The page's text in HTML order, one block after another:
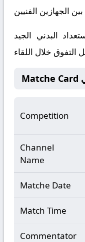
بين الجهازين الفنيين
البدني الجيد
خلال اللقاء
Competition
Channel
Name
Matche Date
Match Time
Commentator